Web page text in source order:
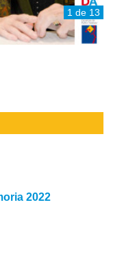
1 de 13
2022